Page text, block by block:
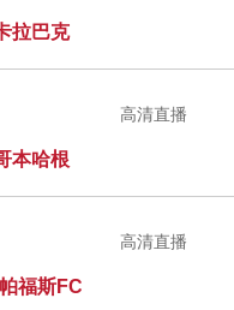
拉巴克
本哈根
高清直播
福斯FC
高清直播